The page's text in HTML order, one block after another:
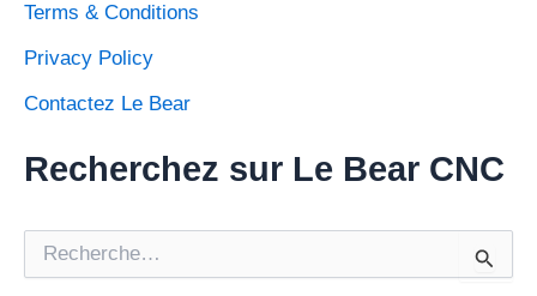
Terms & Conditions
Privacy Policy
Contactez Le Bear
Recherchez sur Le Bear CNC